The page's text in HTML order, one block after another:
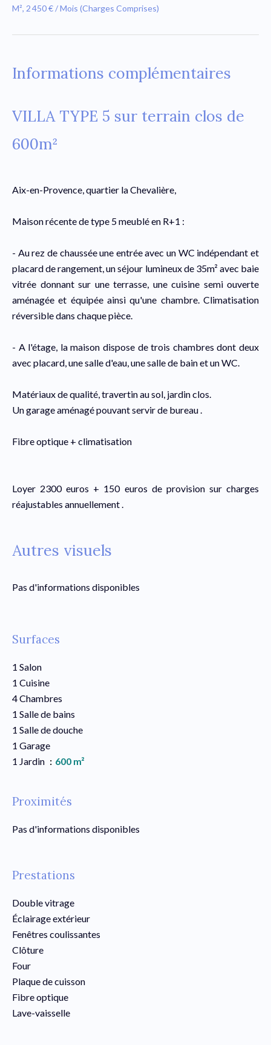
M², 2 450 € / Mois (Charges Comprises)
Informations complémentaires
VILLA TYPE 5 sur terrain clos de
600m²
Aix-en-Provence, quartier la Chevalière,
Maison récente de type 5 meublé en R+1 :
- Au rez de chaussée une entrée avec un WC indépendant et
placard de rangement, un séjour lumineux de 35m² avec baie
vitrée donnant sur une terrasse, une cuisine semi ouverte
aménagée et équipée ainsi qu'une chambre. Climatisation
réversible dans chaque pièce.
- A l'étage, la maison dispose de trois chambres dont deux
avec placard, une salle d'eau, une salle de bain et un WC.
Matériaux de qualité, travertin au sol, jardin clos.
Un garage aménagé pouvant servir de bureau .
Fibre optique + climatisation
Loyer 2300 euros + 150 euros de provision sur charges
réajustables annuellement .
Autres visuels
Pas d'informations disponibles
Surfaces
1 Salon
1 Cuisine
4 Chambres
1 Salle de bains
1 Salle de douche
1 Garage
1 Jardin
600 m²
Proximités
Pas d'informations disponibles
Prestations
Double vitrage
Éclairage extérieur
Fenêtres coulissantes
Clôture
Four
Plaque de cuisson
Fibre optique
Lave-vaisselle